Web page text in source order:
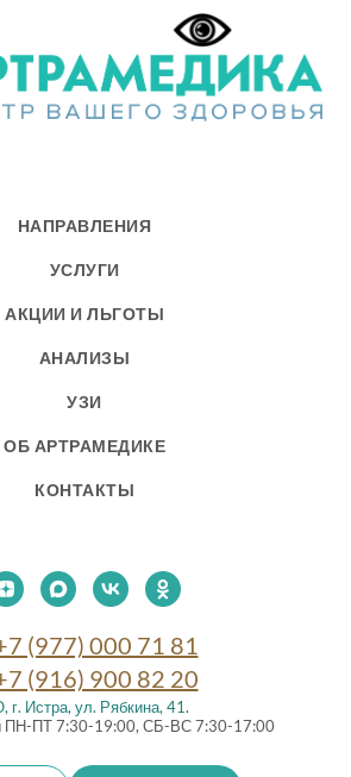
НАПРАВЛЕНИЯ
УСЛУГИ
АКЦИИ И ЛЬГОТЫ
АНАЛИЗЫ
УЗИ
ОБ АРТРАМЕДИКЕ
КОНТАКТЫ
(977) 000 71 81
(916) 900 82 20
г. Истра, ул. Рябкина, 41.
ПН-ПТ 7:30-19:00, СБ-ВС 7:30-17:00